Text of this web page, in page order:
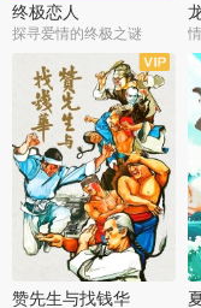
终极恋人
探寻爱情的终极之谜
赞先生与找钱华